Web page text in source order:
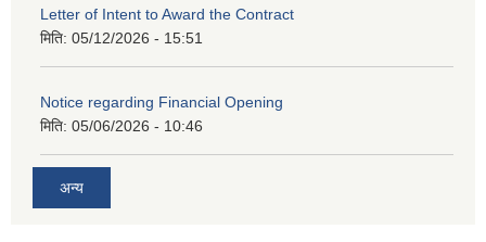
Letter of Intent to Award the Contract
मिति: 05/12/2026 - 15:51
Notice regarding Financial Opening
मिति: 05/06/2026 - 10:46
अन्य